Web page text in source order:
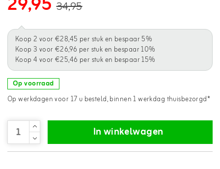
34,95
Koop 2 voor €28,45 per stuk en bespaar 5%
Koop 3 voor €26,96 per stuk en bespaar 10%
Koop 4 voor €25,46 per stuk en bespaar 15%
Op voorraad
Op werkdagen voor 17 u besteld, binnen 1 werkdag thuisbezorgd*
In winkelwagen